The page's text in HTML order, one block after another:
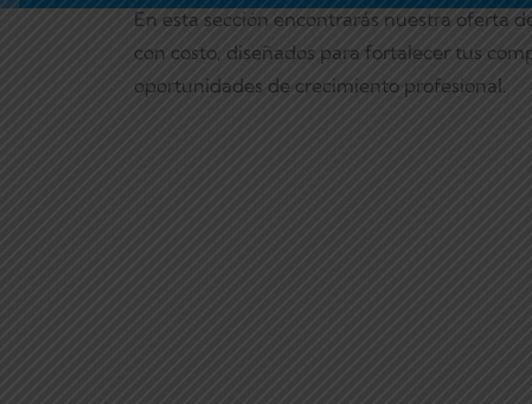
En esta sección encontrarás nuestra oferta
con costo, diseñados para fortalecer tus
oportunidades de crecimiento profesional.